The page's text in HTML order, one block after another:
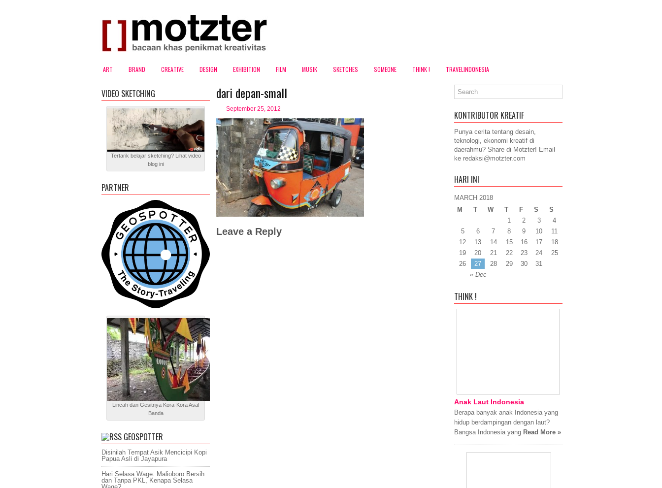
ART BRAND CREATIVE DESIGN EXHIBITION FILM MUSIK SKETCHES SOMEONE THINK ! TRAVELINDONESIA
dari depan-small
September 25, 2012
Leave a Reply
VIDEO SKETCHING
Tertarik belajar sketching? Lihat video
blog ini
PARTNER
Lincah dan Gesitnya Kora-Kora Asal
Banda
GEOSPOTTER
Disinilah Tempat Asik Mencicipi Kopi
Papua Asli di Jayapura
Hari Selasa Wage: Malioboro Bersih
dan Tanpa PKL, Kenapa Selasa
KONTRIBUTOR KREATIF
Punya cerita tentang desain,
teknologi, ekonomi kreatif di
daerahmu? Share di Motzter! Email
ke redaksi@motzter.com
HARI INI
MARCH 2018
M
T W T F S S
« Dec
1 2 3
4
5
6 7 8 9 10
11
12
13 14 15 16 17
18
19
20 21 22 23 24
25
26
27 28 29 30 31
THINK !
Anak Laut Indonesia
Berapa banyak anak Indonesia yang
hidup berdampingan dengan laut?
Bangsa Indonesia yang Read More »